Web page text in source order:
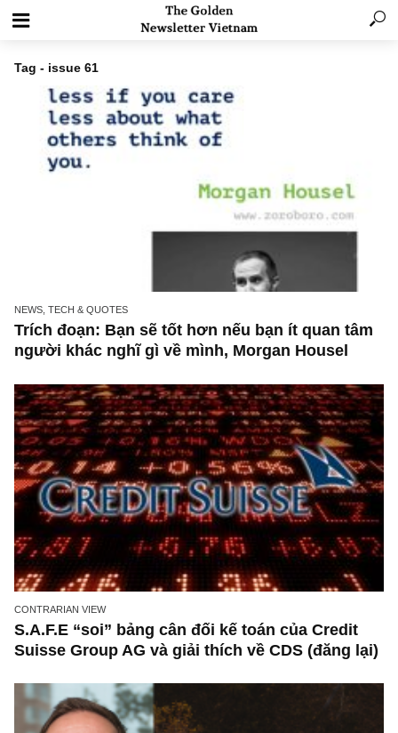
Tag - issue 61
NEWS, TECH & QUOTES
người khác nghĩ gì về mình, Morgan Housel
S.A.F.E “soi” bảng cân đối kế toán của Credit
Suisse Group AG và giải thích về CDS (đăng